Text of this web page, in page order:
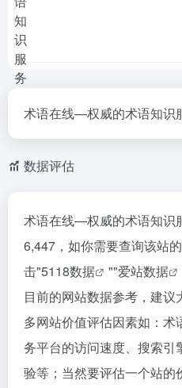
术语在线—权威的术语知识
数据评估
术语在线—权威的术语知识
6,447，如你需要查询该站
击"5118数据 ""爱站数据
目前的网站数据参考，建
多网站价值评估因素如：
务平台的访问速度、搜索
验等；当然要评估一个站